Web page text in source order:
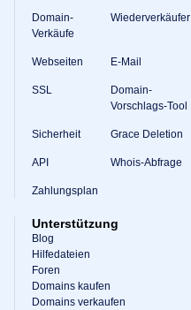
Domain-
Verkäufe
Wiederverkäufer
Webseiten E-Mail
SSL
Domain-
Vorschlags-Tool
Sicherheit Grace Deletion
API Whois-Abfrage
Zahlungsplan
Unterstützung
Blog
Hilfedateien
Foren
Domains kaufen
Domains verkaufen